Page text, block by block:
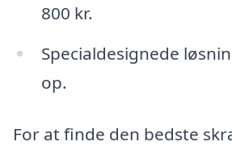
800 kr.
Specialdesignede
op.
For at finde den bedste